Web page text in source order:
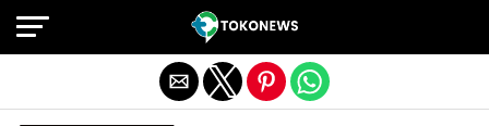
Exit mobile version